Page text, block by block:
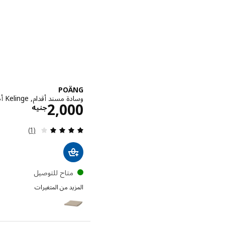
POÄNG
وسادة مسند أقدام, Kelinge أصفر غامق
جنيه2,000
مراجعة: 4 من أصل 5 نجوم. إجمالي المراجعات:(1)
متاح للتوصيل
المزيد من المتغيرات